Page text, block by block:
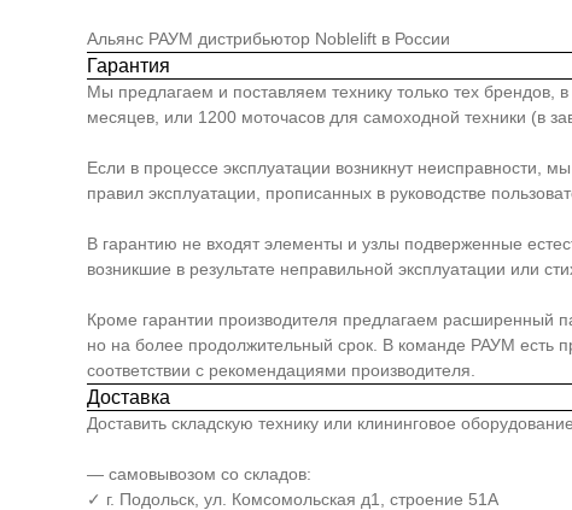
Альянс РАУМ дистрибьютор Noblelift в России
Гарантия
Мы предлагаем и поставляем технику только тех брендов,
месяцев, или 1200 моточасов для самоходной техники (в
Если в процессе эксплуатации возникнут неисправности,
правил эксплуатации, прописанных в руководстве
В гарантию не входят элементы и узлы подверженные
возникшие в результате неправильной эксплуатации или
Кроме гарантии производителя предлагаем расширенный
но на более продолжительный срок. В команде РАУМ есть
соответствии с рекомендациями производителя.
Доставка
Доставить складскую технику или клининговое
— самовывозом со складов:
✓ г. Подольск, ул. Комсомольская д1, строение 51А